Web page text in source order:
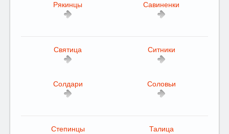
Рякинцы Савиненки
Святица Ситники
Солдари Соловьи
Степинцы Талица